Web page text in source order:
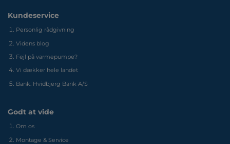
Kundeservice
Personlig rådgivning
Videns blog
Fejl på varmepumpe?
Vi dækker hele landet
Bank: Hvidbjerg Bank A/S
Godt at vide
Om os
Montage & Service